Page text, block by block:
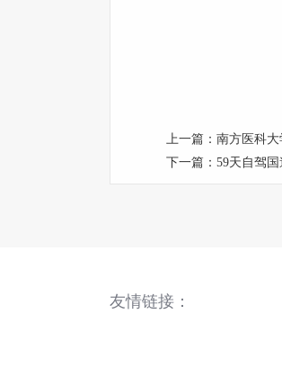
上一篇： 南方医科
下一篇： 59天自驾
友情链接：